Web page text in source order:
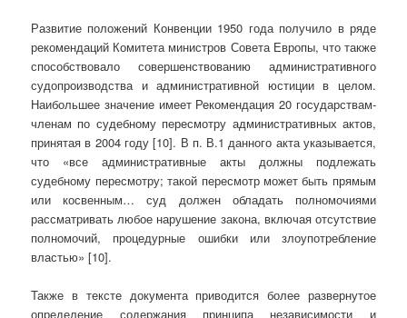
Развитие положений Конвенции 1950 года получило в ряде
рекомендаций Комитета министров Совета Европы, что также
способствовало совершенствованию административного
судопроизводства и административной юстиции в целом.
Наибольшее значение имеет Рекомендация 20 государствам-
членам по судебному пересмотру административных актов,
принятая в 2004 году [10]. В п. В.1 данного акта указывается,
что «все административные акты должны подлежать
судебному пересмотру; такой пересмотр может быть прямым
или косвенным… суд должен обладать полномочиями
рассматривать любое нарушение закона, включая отсутствие
полномочий, процедурные ошибки или злоупотребление
властью» [10].
Также в тексте документа приводится более развернутое
определение содержания принципа независимости и